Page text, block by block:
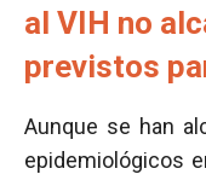
al VIH no
previstos
Aunque se han
epidemiológicos